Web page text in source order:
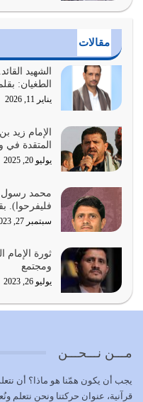
الدين الذي شرعه الله لا
واجتهاداتنا لأننا سنختلف
يوليو 24, 2026
أمة عاجزة عن النهوض…
يوليو 23, 2026
بحبل الله جميعاً وليس
يوليو 22, 2026
يشاء ويذل من يشاء
يوليو 21, 2026
{إِنَّ الدِّينَ عِنْدَ اللَّهِ
تتحقق الحقوق للجميع
مقالات
الشهيد
الطغيان:
يناير 11, 2026
الإمام زيد
المتقدة في
يوليو 20, 2025
محمد رسول
فليفرحوا).
سبتمبر 27, 2023
ثورة
ومجتمع
يوليو 26, 2023
مـــن نـــحـــن
يجب أن يكون همّنا هو ماذا؟ أن نتعلم
قرآنية، عنوان حركتنا ونحن